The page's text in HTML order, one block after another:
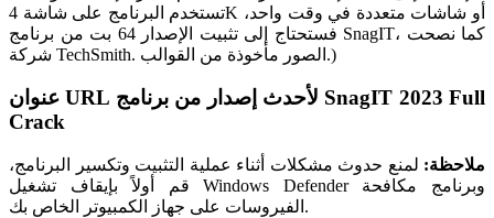
تستخدم البرنامج على شاشة 4K أو شاشات متعددة في وقت واحد،
فستحتاج إلى تثبيت الإصدار 64 بت من برنامج SnagIT، كما نصحت
شركة TechSmith. الصور مأخوذة من القوالب.)
عنوان URL لأحدث إصدار من برنامج SnagIT 2023 Full
Crack
ملاحظة: لمنع حدوث مشكلات أثناء عملية التثبيت وتكسير البرنامج،
قم أولاً بإيقاف تشغيل Windows Defender وبرنامج مكافحة
الفيروسات على جهاز الكمبيوتر الخاص بك.